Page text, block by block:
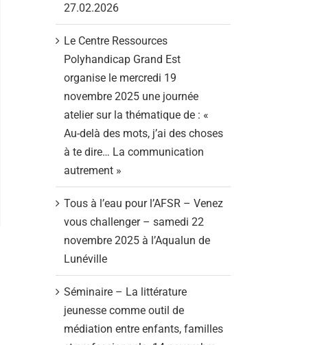
27.02.2026
Le Centre Ressources
Polyhandicap Grand Est
organise le mercredi 19
novembre 2025 une journée
atelier sur la thématique de : «
Au-delà des mots, j’ai des choses
à te dire… La communication
autrement »
Tous à l’eau pour l’AFSR – Venez
vous challenger – samedi 22
novembre 2025 à l’Aqualun de
Lunéville
Séminaire – La littérature
jeunesse comme outil de
médiation entre enfants, familles